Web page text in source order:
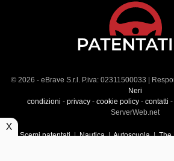
© 2026 - eBrave S.r.l. P.iva: 02311500033 |
Neri
condizioni - privacy- cookie policy- contatti -
ServerWeb.net
Scemi patentati|Nautica|Autoscuola|The
X